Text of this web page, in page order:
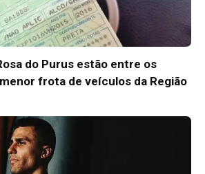
do Purus estão entre os
frota de veículos da Região